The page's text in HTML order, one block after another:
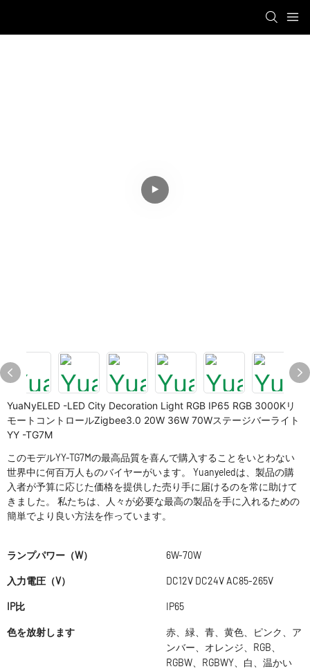
YuaNyELED -LED City Decoration Light RGB IP65 RGB 3000Kリ
モートコントロールZigbee3.0 20W 36W 70Wステージバーライト
YY -TG7M
このモデルYY-TG7Mの最高品質を喜んで購入することをいとわない
世界中に何百万人ものバイヤーがいます。 Yuanyeledは、製品の購
入者が予算に応じた価格を提供した売り手に届けるのを常に助けて
きました。 私たちは、人々が必要な最高の製品を手に入れるための
簡単でより良い方法を作っています。
ランプパワー（W） 6W-70W
入力電圧（V） DC12V DC24V AC85-265V
IP比 IP65
色を放射します
赤、緑、青、黄色、ピンク、ア
ンバー、オレンジ、RGB、
RGBW、RGBWY、白、温かい